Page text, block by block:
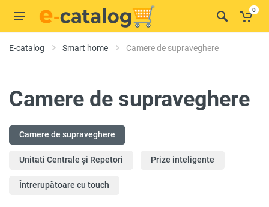
0
E-catalog Smart home Camere de supraveghere
Camere de supraveghere
Camere de supraveghere
Unitati Centrale și Repetori Prize inteligente
Întrerupătoare cu touch